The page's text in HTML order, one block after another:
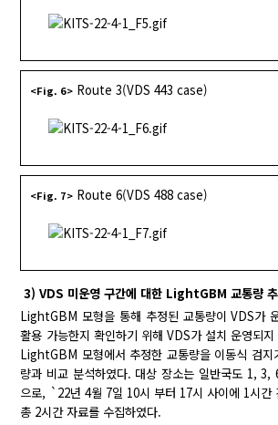
<Fig. 6> Route 3(VDS 443 case)
<Fig. 7> Route 6(VDS 488 case)
3) VDS 미운영 구간에 대한 LightGBM 교통량
LightGBM 모형을 통해 추정된 교통량이 VDS가
활용 가능한지 확인하기 위해 VDS가 설치 운영되
LightGBM 모형에서 추정한 교통량을 이동식 검지
량과 비교 분석하였다. 대상 장소는 일반국도 1, 3,
으로, `22년 4월 7일 10시 부터 17시 사이에 1시간
총 2시간 자료를 수집하였다.